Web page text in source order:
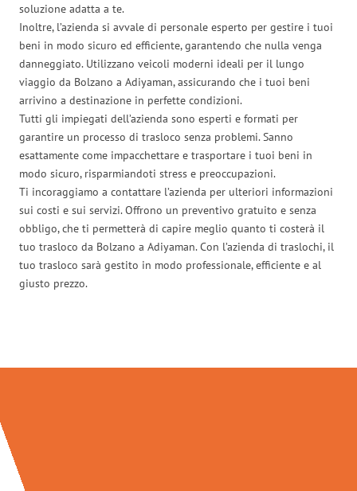
soluzione adatta a te.
Inoltre, l’azienda si avvale di personale esperto per gestire i tuoi
beni in modo sicuro ed efficiente, garantendo che nulla venga
danneggiato. Utilizzano veicoli moderni ideali per il lungo
viaggio da Bolzano a Adiyaman, assicurando che i tuoi beni
arrivino a destinazione in perfette condizioni.
Tutti gli impiegati dell’azienda sono esperti e formati per
garantire un processo di trasloco senza problemi. Sanno
esattamente come impacchettare e trasportare i tuoi beni in
modo sicuro, risparmiandoti stress e preoccupazioni.
Ti incoraggiamo a contattare l’azienda per ulteriori informazioni
sui costi e sui servizi. Offrono un preventivo gratuito e senza
obbligo, che ti permetterà di capire meglio quanto ti costerà il
tuo trasloco da Bolzano a Adiyaman. Con l’azienda di traslochi, il
tuo trasloco sarà gestito in modo professionale, efficiente e al
giusto prezzo.